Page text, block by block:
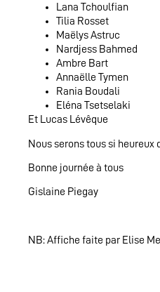
Lana Tchoulfian
Tilia Rosset
Maëlys Astruc
Nardjess Bahmed
Ambre Bart
Annaëlle Tymen
Rania Boudali
Eléna Tsetselaki
Et Lucas Lévêque
Nous serons tous si heureux
Bonne journée à tous
Gislaine Piegay
NB: Affiche faite par Elise